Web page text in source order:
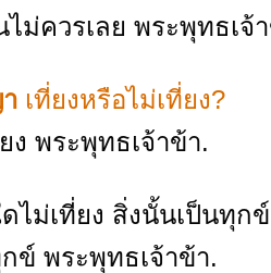
ม่ควรเลย พระพุทธเจ้
เที่ยงหรือไม่เที่ยง?
ง พระพุทธเจ้าข้า.
ไม่เที่ยง สิ่งนั้นเป็นทุก
ข์ พระพุทธเจ้าข้า.